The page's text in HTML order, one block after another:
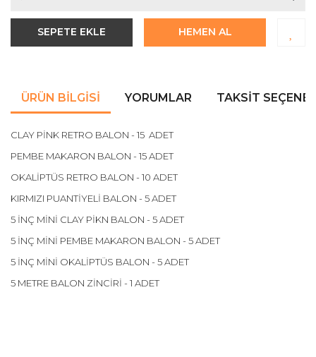
SEPETE EKLE HEMEN AL
ÜRÜN BILGISI YORUMLAR TAKSIT
CLAY PİNK RETRO BALON - 15 ADET
PEMBE MAKARON BALON - 15 ADET
OKALİPTÜS RETRO BALON - 10 ADET
KIRMIZI PUANTİYELİ BALON - 5 ADET
5 İNÇ MİNİ CLAY PİKN BALON - 5 ADET
5 İNÇ MİNİ PEMBE MAKARON BALON - 5 ADET
5 İNÇ MİNİ OKALİPTÜS BALON - 5 ADET
5 METRE BALON ZİNCİRİ - 1 ADET